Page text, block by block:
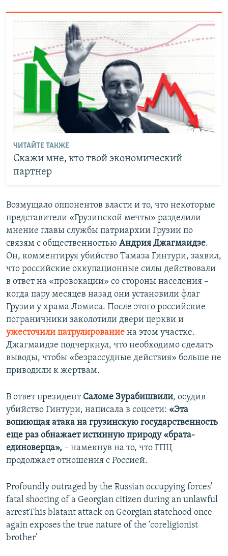
ЧИТАЙТЕ ТАКЖЕ
Скажи мне, кто твой экономический
партнер
Возмущало оппонентов власти и то, что некоторые
представители «Грузинской мечты» разделили
мнение главы службы патриархии Грузии по
связям с общественностью Андрия Джагмаидзе.
Он, комментируя убийство Тамаза Гинтури, заявил,
что российские оккупационные силы действовали
в ответ на «провокации» со стороны населения –
когда пару месяцев назад они установили флаг
Грузии у храма Ломиса. После этого российские
пограничники заколотили двери церкви и
ужесточили патрулирование на этом участке.
Джагмаидзе подчеркнул, что необходимо сделать
выводы, чтобы «безрассудные действия» больше не
приводили к жертвам.
В ответ президент Саломе Зурабишвили, осудив
убийство Гинтури, написала в соцсети: «Эта
вопиющая атака на грузинскую государственность
еще раз обнажает истинную природу «брата-
единоверца», – намекнув на то, что ГПЦ
продолжает отношения с Россией.
Profoundly outraged by the Russian occupying forces'
fatal shooting of a Georgian citizen during an unlawful
arrestThis blatant attack on Georgian statehood once
again exposes the true nature of the ‘coreligionist
brother’